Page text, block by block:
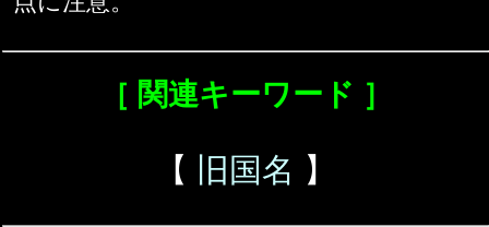
［ 関連キーワード ］
【 旧国名 】